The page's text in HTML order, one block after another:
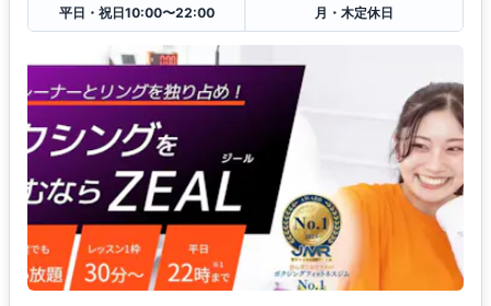
平日・祝日10:00〜22:00
月・木定休日